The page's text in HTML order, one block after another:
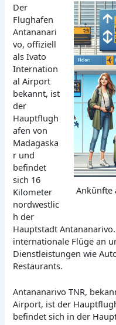
Ankünfte
Der
Flughafen
Antananari
vo, offiziell
als Ivato
Internation
al Airport
bekannt, ist
der
Hauptflugh
afen von
Madagaska
r und
befindet
sich 16
Kilometer
nordwestlic
h der
Hauptstadt
internationale Flüge an
Dienstleistungen wie
Restaurants.
Antananarivo TNR,
Airport, ist der
befindet sich in der